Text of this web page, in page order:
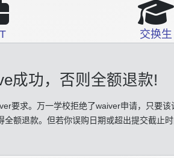
交换生
成功 ，否则全额退款!
要求。万一学校拒绝了waiver申请，只要
额退款。但若你误购日期或超出提交截止时